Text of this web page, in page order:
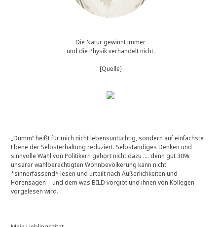
Die Natur gewinnt immer
und die Physik verhandelt nicht.
[Quelle]
„Dumm“ heißt für mich nicht lebensuntüchtig, sondern auf einfachste
Ebene der Selbsterhaltung reduziert. Selbständiges Denken und
sinnvolle Wahl von Politikern gehört nicht dazu …. denn gut 30%
unserer wahlberechtigten Wohnbevölkerung kann nicht
*sinnerfassend* lesen und urteilt nach Äußerlichkeiten und
Hörensagen – und dem was BILD vorgibt und ihnen von Kollegen
vorgelesen wird.